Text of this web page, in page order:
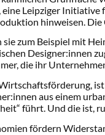
Leipziger
hinweisen. Die
sie zum Beispiel mit
Designer:innen
die ihr
aus einem
führt. Und die ist,
fördern